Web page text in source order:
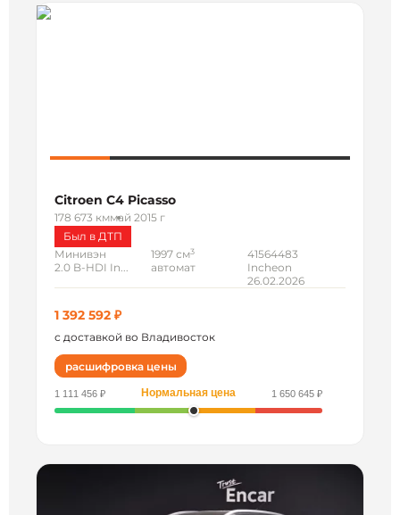
Citroen C4 Picasso
178 673 кммай 2015 г
Был в ДТП
Минивэн
2.0 B-HDI In...
1997 см3
автомат
41564483
Incheon
26.02.2026
1 392 592 ₽
с доставкой во Владивосток
расшифровка цены
1 111 456 ₽ Нормальная цена 1 650 645 ₽